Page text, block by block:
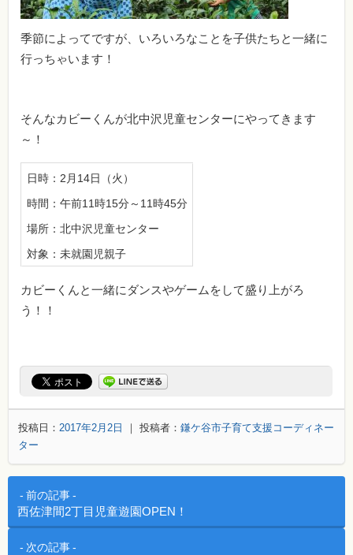
季節によってですが、いろいろなことを子供たちと一緒に
行っちゃいます！
そんなカビーくんが北中沢児童センターにやってきます
～！
日時：2月14日（火）
時間：午前11時15分～11時45分
場所：北中沢児童センター
対象：未就園児親子
カビーくんと一緒にダンスやゲームをして盛り上がろ
う！！
投稿日： 2017年2月2日 ｜ 投稿者： 鎌ケ谷市子育て支援コーディネー
ター
投稿ナビゲーション
前の記事
西佐津間2丁目児童遊園OPEN！
次の記事